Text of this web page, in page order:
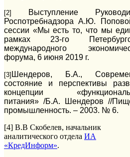
[2]
Выступление
Роспотребнадзора А.Ю.
сессии «Мы есть то, что мы
рамках 23-го
международного
форума, 6 июня 2019 г.
[3] Шендеров, Б.А.,
состояние и перспективы
концепции
питания» /Б.А. Шендеров //
промышленность. – 2003. № 6.
[4] В.В Скобелев, начальник
аналитического отдела ИА
«КредИнформ».